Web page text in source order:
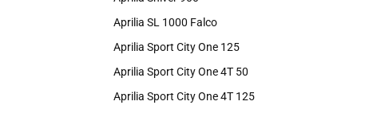
Aprilia SL 1000 Falco
Aprilia Sport City One 125
Aprilia Sport City One 4T 50
Aprilia Sport City One 4T 125